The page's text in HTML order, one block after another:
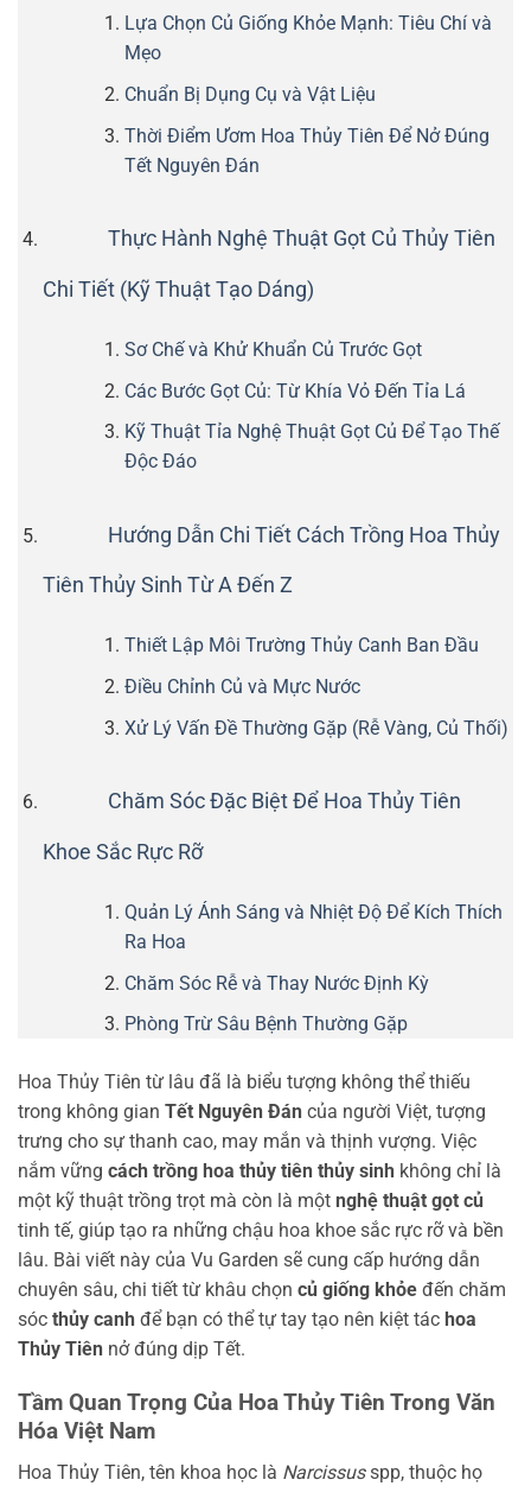
Lựa Chọn Củ Giống Khỏe Mạnh: Tiêu Chí và
Mẹo
Chuẩn Bị Dụng Cụ và Vật Liệu
Thời Điểm Ươm Hoa Thủy Tiên Để Nở Đúng
Tết Nguyên Đán
Thực Hành Nghệ Thuật Gọt Củ Thủy Tiên
Chi Tiết (Kỹ Thuật Tạo Dáng)
Sơ Chế và Khử Khuẩn Củ Trước Gọt
Các Bước Gọt Củ: Từ Khía Vỏ Đến Tỉa Lá
Kỹ Thuật Tỉa Nghệ Thuật Gọt Củ Để Tạo Thế
Độc Đáo
Hướng Dẫn Chi Tiết Cách Trồng Hoa Thủy
Tiên Thủy Sinh Từ A Đến Z
Thiết Lập Môi Trường Thủy Canh Ban Đầu
Điều Chỉnh Củ và Mực Nước
Xử Lý Vấn Đề Thường Gặp (Rễ Vàng, Củ Thối)
Chăm Sóc Đặc Biệt Để Hoa Thủy Tiên
Khoe Sắc Rực Rỡ
Quản Lý Ánh Sáng và Nhiệt Độ Để Kích Thích
Ra Hoa
Chăm Sóc Rễ và Thay Nước Định Kỳ
Phòng Trừ Sâu Bệnh Thường Gặp
Hoa Thủy Tiên từ lâu đã là biểu tượng không thể thiếu
trong không gian Tết Nguyên Đán của người Việt, tượng
trưng cho sự thanh cao, may mắn và thịnh vượng. Việc
nắm vững cách trồng hoa thủy tiên thủy sinh không chỉ là
một kỹ thuật trồng trọt mà còn là một nghệ thuật gọt củ
tinh tế, giúp tạo ra những chậu hoa khoe sắc rực rỡ và bền
lâu. Bài viết này của Vu Garden sẽ cung cấp hướng dẫn
chuyên sâu, chi tiết từ khâu chọn củ giống khỏe đến chăm
sóc thủy canh để bạn có thể tự tay tạo nên kiệt tác hoa
Thủy Tiên nở đúng dịp Tết.
Tầm Quan Trọng Của Hoa Thủy Tiên Trong Văn
Hóa Việt Nam
Hoa Thủy Tiên, tên khoa học là Narcissusspp, thuộc họ